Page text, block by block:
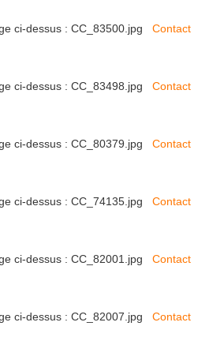
ci-dessus : CC_83500.jpg Contact
ci-dessus : CC_83498.jpg Contact
ci-dessus : CC_80379.jpg Contact
ci-dessus : CC_74135.jpg Contact
ci-dessus : CC_82001.jpg Contact
ci-dessus : CC_82007.jpg Contact